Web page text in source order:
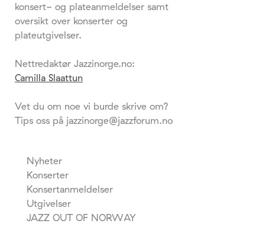
konsert- og plateanmeldelser samt
oversikt over konserter og
plateutgivelser.
Nettredaktør Jazzinorge.no:
Camilla Slaattun
Vet du om noe vi burde skrive om?
Tips oss på jazzinorge@jazzforum.no
Nyheter
Konserter
Konsertanmeldelser
Utgivelser
JAZZ OUT OF NORWAY